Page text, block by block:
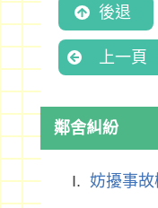
後退
上一頁
鄰舍糾紛
妨擾事故